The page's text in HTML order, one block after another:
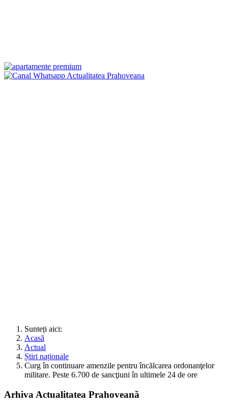
Sunteți aici:
Acasă
Actual
Știri naționale
Curg în continuare amenzile pentru încălcarea ordonanţelor
militare. Peste 6.700 de sancţiuni în ultimele 24 de ore
Arhiva Actualitatea Prahoveană